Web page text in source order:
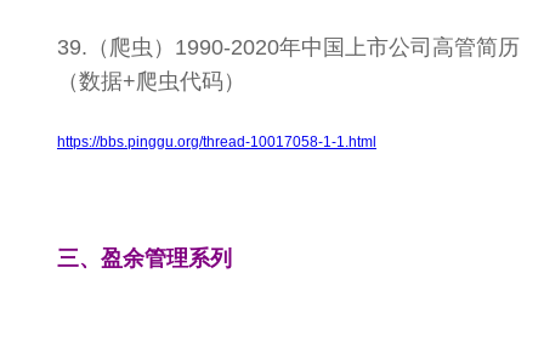
39.（爬虫）1990-2020年中国上市公司高管简历
（数据+爬虫代码）
https://bbs.pinggu.org/thread-10017058-1-1.html
三、盈余管理系列